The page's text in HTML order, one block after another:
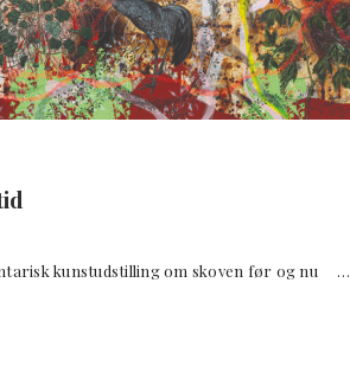
kunstudstilling om skoven før og nu …